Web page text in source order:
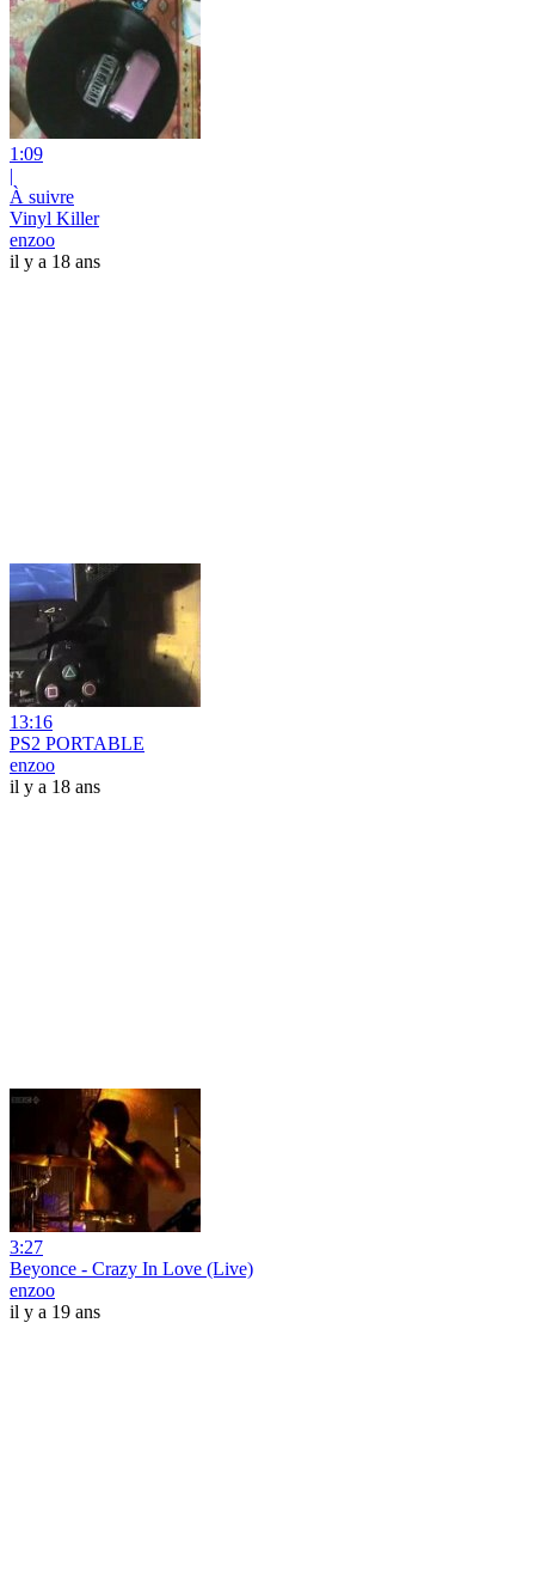
1:09
|
À suivre
Vinyl Killer
enzoo
il y a 18 ans
13:16
PS2 PORTABLE
enzoo
il y a 18 ans
3:27
Beyonce - Crazy In Love (Live)
enzoo
il y a 19 ans